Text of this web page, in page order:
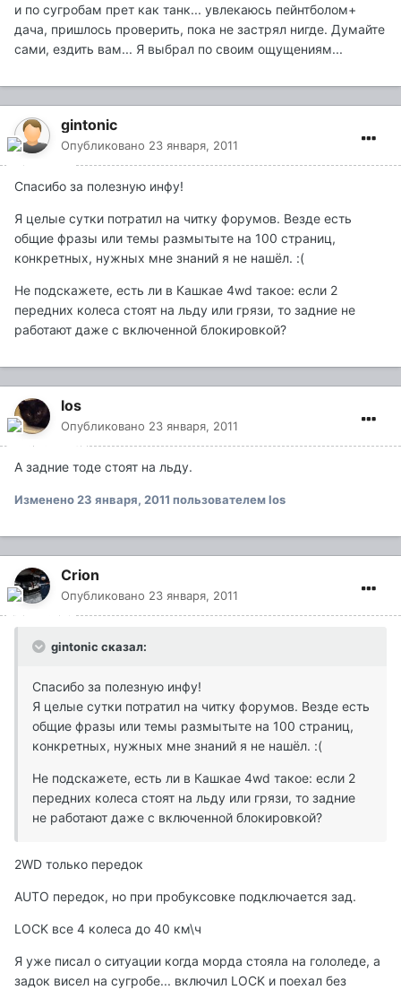
и по сугробам прет как танк... увлекаюсь пейнтболом+
дача, пришлось проверить, пока не застрял нигде. Думайте
сами, ездить вам... Я выбрал по своим ощущениям...
gintonic
Опубликовано 23 января, 2011
Спасибо за полезную инфу!
Я целые сутки потратил на читку форумов. Везде есть
общие фразы или темы размытыте на 100 страниц,
конкретных, нужных мне знаний я не нашёл. :(
Не подскажете, есть ли в Кашкае 4wd такое: если 2
передних колеса стоят на льду или грязи, то задние не
работают даже с включенной блокировкой?
los
Опубликовано 23 января, 2011
А задние тоде стоят на льду.
Изменено23 января, 2011 пользователем los
Crion
Опубликовано 23 января, 2011
gintonic сказал:
Спасибо за полезную инфу!
Я целые сутки потратил на читку форумов. Везде есть
общие фразы или темы размытыте на 100 страниц,
конкретных, нужных мне знаний я не нашёл. :(
Не подскажете, есть ли в Кашкае 4wd такое: если 2
передних колеса стоят на льду или грязи, то задние
не работают даже с включенной блокировкой?
2WD только передок
AUTO передок, но при пробуксовке подключается зад.
LOCK все 4 колеса до 40 км\ч
Я уже писал о ситуации когда морда стояла на гололеде, а
задок висел на сугробе... включил LOCK и поехал без